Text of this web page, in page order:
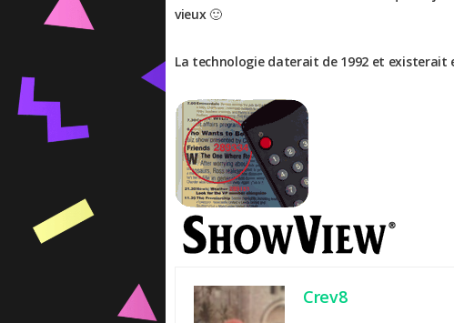
vieux 🙂
La technologie daterait de 1992 et existerait
Crev8